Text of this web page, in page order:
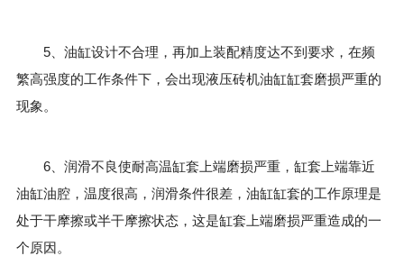
5、油缸设计不合理，再加上装配精度达不到要求，在频
繁高强度的工作条件下，会出现液压砖机油缸缸套磨损严重的
现象。
6、润滑不良使耐高温缸套上端磨损严重，缸套上端靠近
油缸油腔，温度很高，润滑条件很差，油缸缸套的工作原理是
处于干摩擦或半干摩擦状态，这是缸套上端磨损严重造成的一
个原因。